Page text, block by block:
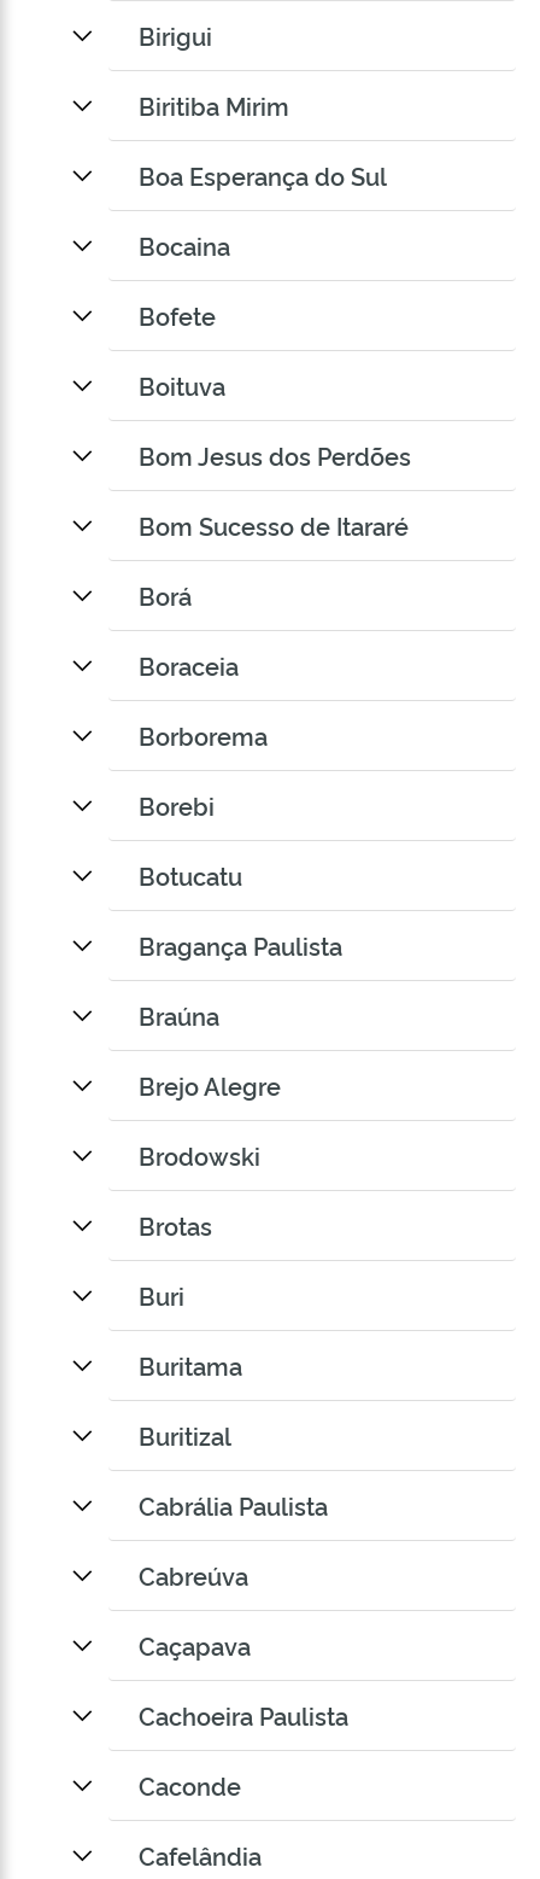
Birigui
Biritiba Mirim
Boa Esperança do Sul
Bocaina
Bofete
Boituva
Bom Jesus dos Perdões
Bom Sucesso de Itararé
Borá
Boraceia
Borborema
Borebi
Botucatu
Bragança Paulista
Braúna
Brejo Alegre
Brodowski
Brotas
Buri
Buritama
Buritizal
Cabrália Paulista
Cabreúva
Caçapava
Cachoeira Paulista
Caconde
Cafelândia